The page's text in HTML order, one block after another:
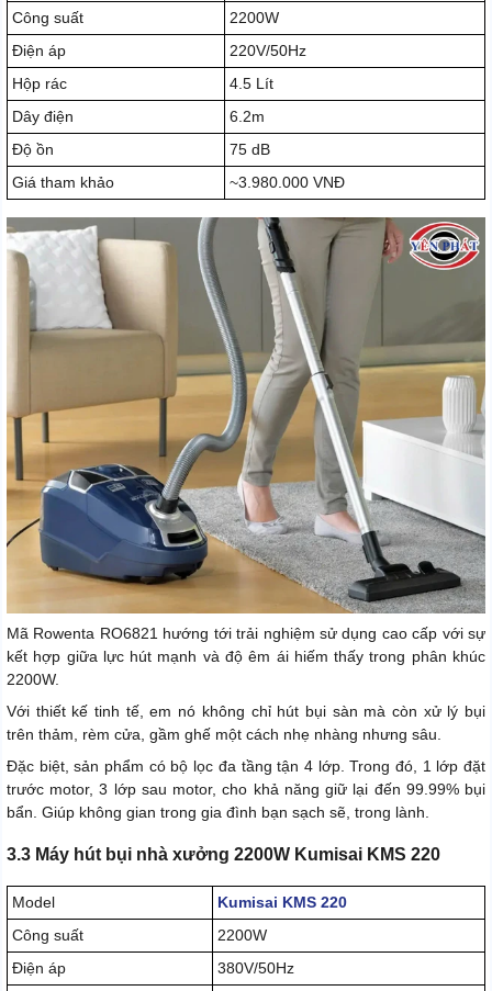
Công suất
2200W
Điện áp
220V/50Hz
Hộp rác
4.5 Lít
Dây điện
6.2m
Độ ồn
75 dB
Giá tham khảo
~3.980.000 VNĐ
Mã Rowenta RO6821 hướng tới trải nghiệm sử dụng cao cấp với sự
kết hợp giữa lực hút mạnh và độ êm ái hiếm thấy trong phân khúc
2200W.
Với thiết kế tinh tế, em nó không chỉ hút bụi sàn mà còn xử lý bụi
trên thảm, rèm cửa, gầm ghế một cách nhẹ nhàng nhưng sâu.
Đặc biệt, sản phẩm có bộ lọc đa tầng tận 4 lớp. Trong đó, 1 lớp đặt
trước motor, 3 lớp sau motor, cho khả năng giữ lại đến 99.99% bụi
bẩn. Giúp không gian trong gia đình bạn sạch sẽ, trong lành.
3.3 Máy hút bụi nhà xưởng 2200W Kumisai KMS 220
Model
Kumisai KMS 220
Công suất
2200W
Điện áp
380V/50Hz